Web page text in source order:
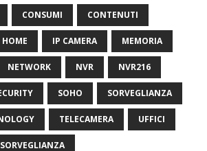
CONSUMI CONTENUTI
HOME IP CAMERA MEMORIA
NETWORK NVR NVR216
SOHO SORVEGLIANZA
TELECAMERA UFFICI